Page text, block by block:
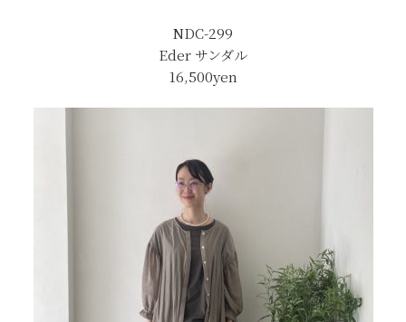
NDC-299
Eder サンダル
16,500yen